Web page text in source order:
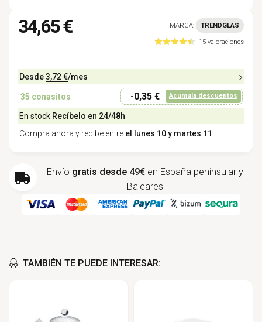
34,65 € MARCA: TRENDGLAS
15 valoraciones
Desde3,72 €/mes
35 conasitos -0,35 € Acumula descuentos
En stock Recíbelo en 24/48h
Compra ahora y recibe entre el lunes 10 y martes 11
Envío gratis desde 49€ en España peninsular y
Baleares
TAMBIÉN TE PUEDE INTERESAR: